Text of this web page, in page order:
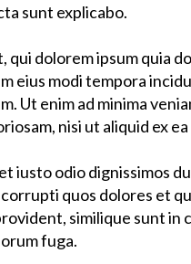
sunt explicabo.
qui dolorem ipsum quia
eius modi tempora
Ut enim ad minima
nisi ut aliquid ex
iusto odio dignissimos
quos dolores et
similique sunt in
fuga.